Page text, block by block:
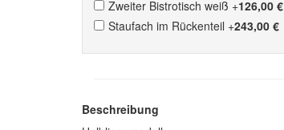
Zweiter Bistrotisch weiß +126,00 €
Staufach im Rückenteil +243,00 €
Beschreibung